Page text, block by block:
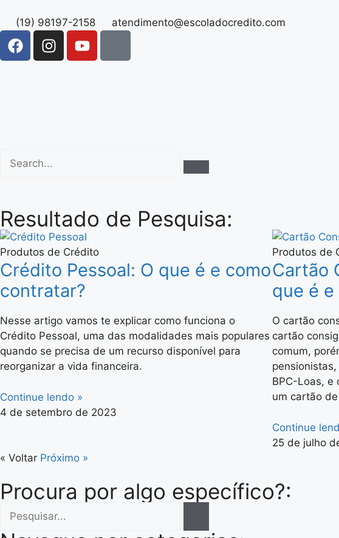
(19) 98197-2158 atendimento@escoladocredito.com
Resultado de Pesquisa:
Produtos de Crédito
Crédito Pessoal: O que é e como
contratar?
Nesse artigo vamos te explicar como funciona o
Crédito Pessoal, uma das modalidades mais populares
quando se precisa de um recurso disponível para
reorganizar a vida financeira.
Continue lendo »
4 de setembro de 2023
Produtos de
Cartão
que é
O cartão
cartão
comum,
BPC-Loas, e
um cartão
Continue
25 de julho
« Voltar Próximo »
Procura por algo específico?: